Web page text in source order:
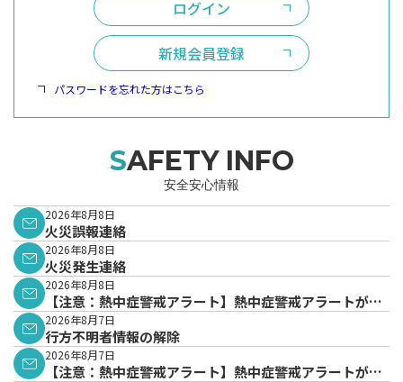
ログイン
新規会員登録
パスワードを忘れた方はこちら
SAFETY INFO
安全安心情報
2026年8月8日
火災誤報連絡
2026年8月8日
火災発生連絡
2026年8月8日
【注意：熱中症警戒アラート】熱中症警戒アラートが発
表されています。
2026年8月7日
行方不明者情報の解除
2026年8月7日
【注意：熱中症警戒アラート】熱中症警戒アラートが発